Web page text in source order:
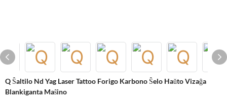
Q Ŝaltilo Nd Yag Laser Tattoo Forigo Karbono Ŝelo Haŭto Vizaĝa
Blankiganta Maŝino